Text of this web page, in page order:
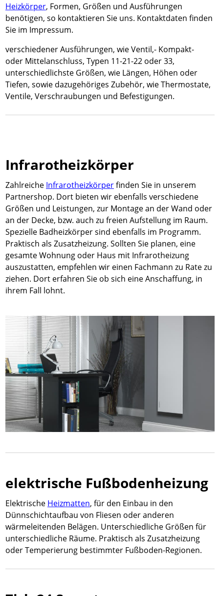
Heizkörper, Formen, Größen und Ausführungen
benötigen, so kontaktieren Sie uns. Kontaktdaten finden
Sie im Impressum.
verschiedener Ausführungen, wie Ventil,- Kompakt-
oder Mittelanschluss, Typen 11-21-22 oder 33,
unterschiedlichste Größen, wie Längen, Höhen oder
Tiefen, sowie dazugehöriges Zubehör, wie Thermostate,
Ventile, Verschraubungen und Befestigungen.
Infrarotheizkörper
Zahlreiche Infrarotheizkörperfinden Sie in unserem
Partnershop. Dort bieten wir ebenfalls verschiedene
Größen und Leistungen, zur Montage an der Wand oder
an der Decke, bzw. auch zu freien Aufstellung im Raum.
Spezielle Badheizkörper sind ebenfalls im Programm.
Praktisch als Zusatzheizung. Sollten Sie planen, eine
gesamte Wohnung oder Haus mit Infrarotheizung
auszustatten, empfehlen wir einen Fachmann zu Rate zu
ziehen. Dort erfahren Sie ob sich eine Anschaffung, in
ihrem Fall lohnt.
elektrische Fußbodenheizung
Elektrische Heizmatten, für den Einbau in den
Dünnschichtaufbau von Fliesen oder anderen
wärmeleitenden Belägen. Unterschiedliche Größen für
unterschiedliche Räume. Praktisch als Zusatzheizung
oder Temperierung bestimmter Fußboden-Regionen.